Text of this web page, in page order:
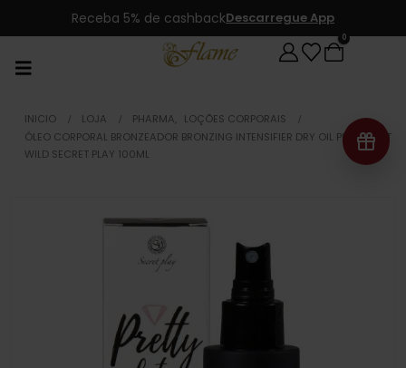
Receba 5% de cashbackDescarregue App
0
INICIO LOJA PHARMA, LOÇÕES CORPORAIS
ÓLEO CORPORAL BRONZEADOR BRONZING INTENSIFIER DRY OIL PRETTY BUT
WILD SECRET PLAY 100ML